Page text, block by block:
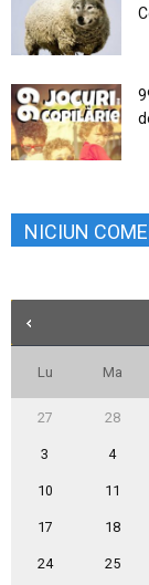
NICIUN
Lu Ma
27 28
3 4
10 11
17 18
24 25